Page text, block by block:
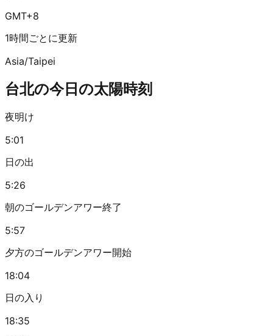
GMT+8
1時間ごとに更新
Asia/Taipei
台北の今日の太陽時刻
夜明け
5:01
日の出
5:26
朝のゴールデンアワー終了
5:57
夕方のゴールデンアワー開始
18:04
日の入り
18:35